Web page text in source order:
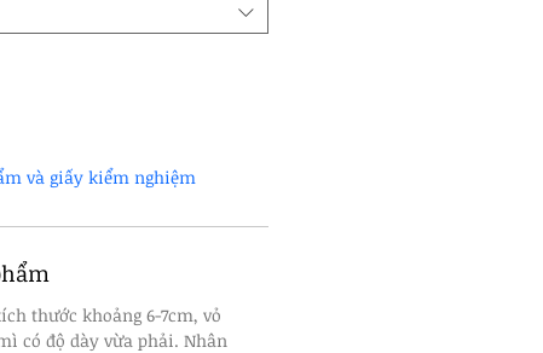
và giấy kiểm nghiệm
thước khoảng 6-7cm, vỏ
có độ dày vừa phải. Nhân